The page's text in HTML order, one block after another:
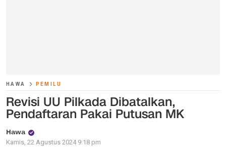
HAWA PEMILU
Revisi UU Pilkada Dibatalkan,
Pendaftaran Pakai Putusan MK
Hawa
Kamis, 22 Agustus 2024 9:18 pm